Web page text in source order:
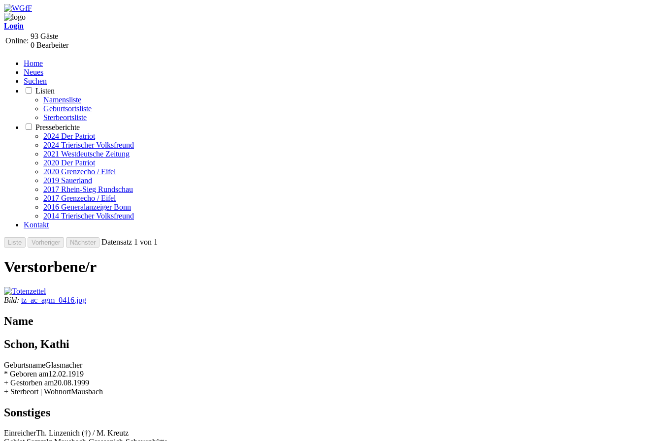
Login
Online:
93 Gäste
0 Bearbeiter
Home
Neues
Suchen
Listen
Namensliste
Geburtsortsliste
Sterbeortsliste
Presseberichte
2024 Der Patriot
2024 Trierischer Volksfreund
2021 Westdeutsche Zeitung
2020 Der Patriot
2020 Grenzecho / Eifel
2019 Sauerland
2017 Rhein-Sieg Rundschau
2017 Grenzecho / Eifel
2016 Generalanzeiger Bonn
2014 Trierischer Volksfreund
Kontakt
Datensatz 1 von 1
Verstorbene/r
Bild: tz_ac_agm_0416.jpg
Name
Schon, Kathi
GeburtsnameGlasmacher
* Geboren am12.02.1919
+ Gestorben am20.08.1999
+ Sterbeort | WohnortMausbach
Sonstiges
EinreicherTh. Linzenich (†) / M. Kreutz